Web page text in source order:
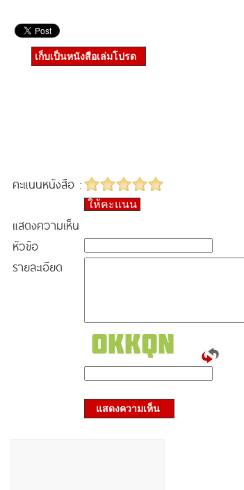
เก็บเป็นหนังสือเล่มโปรด
คะแนนหนังสือ :
ให้คะแนน
แสดงความเห็น
หัวข้อ
รายละเอียด
แสดงความเห็น